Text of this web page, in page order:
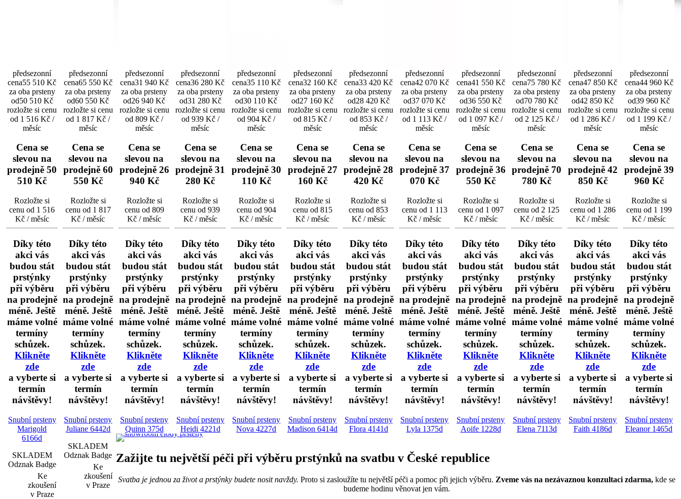
předsezonní
cena55 510 Kč
za oba prsteny
od50 510 Kč
rozložte si cenu
od 1 516 Kč /
měsíc
Cena se
slevou na
prodejně 50
510 Kč
Rozložte si
cenu od 1 516
Kč / měsíc
Díky této
akci vás
budou stát
prstýnky
při výběru
na prodejně
méně. Ještě
máme volné
termíny
schůzek.
Klikněte
zde
a vyberte si
termín
návštěvy!
Snubní prsteny
Marigold
6166d
SKLADEM
Odznak Badge
Ke
zkoušení
v Praze
předsezonní
cena65 550 Kč
za oba prsteny
od60 550 Kč
rozložte si cenu
od 1 817 Kč /
měsíc
Cena se
slevou na
prodejně 60
550 Kč
Rozložte si
cenu od 1 817
Kč / měsíc
Díky této
akci vás
budou stát
prstýnky
při výběru
na prodejně
méně. Ještě
máme volné
termíny
schůzek.
Klikněte
zde
a vyberte si
termín
návštěvy!
Snubní prsteny
Juliane 6442d
SKLADEM
Odznak Badge
Ke
zkoušení
v Praze
předsezonní
cena31 940 Kč
za oba prsteny
od26 940 Kč
rozložte si cenu
od 809 Kč /
měsíc
Cena se
slevou na
prodejně 26
940 Kč
Rozložte si
cenu od 809
Kč / měsíc
Díky této
akci vás
budou stát
prstýnky
při výběru
na prodejně
méně. Ještě
máme volné
termíny
schůzek.
Klikněte
zde
a vyberte si
termín
návštěvy!
Snubní prsteny
Quinn 375d
předsezonní
cena36 280 Kč
za oba prsteny
od31 280 Kč
rozložte si cenu
od 939 Kč /
měsíc
Cena se
slevou na
prodejně 31
280 Kč
Rozložte si
cenu od 939
Kč / měsíc
Díky této
akci vás
budou stát
prstýnky
při výběru
na prodejně
méně. Ještě
máme volné
termíny
schůzek.
Klikněte
zde
a vyberte si
termín
návštěvy!
Snubní prsteny
Heidi 4221d
předsezonní
cena35 110 Kč
za oba prsteny
od30 110 Kč
rozložte si cenu
od 904 Kč /
měsíc
Cena se
slevou na
prodejně 30
110 Kč
Rozložte si
cenu od 904
Kč / měsíc
Díky této
akci vás
budou stát
prstýnky
při výběru
na prodejně
méně. Ještě
máme volné
termíny
schůzek.
Klikněte
zde
a vyberte si
termín
návštěvy!
Snubní prsteny
Nova4227d
předsezonní
cena32 160 Kč
za oba prsteny
od27 160 Kč
rozložte si cenu
od 815 Kč /
měsíc
Cena se
slevou na
prodejně 27
160 Kč
Rozložte si
cenu od 815
Kč / měsíc
Díky této
akci vás
budou stát
prstýnky
při výběru
na prodejně
méně. Ještě
máme volné
termíny
schůzek.
Klikněte
zde
a vyberte si
termín
návštěvy!
Snubní prsteny
Madison6414d
předsezonní
cena33 420 Kč
za oba prsteny
od28 420 Kč
rozložte si cenu
od 853 Kč /
měsíc
Cena se
slevou na
prodejně 28
420 Kč
Rozložte si
cenu od 853
Kč / měsíc
Díky této
akci vás
budou stát
prstýnky
při výběru
na prodejně
méně. Ještě
máme volné
termíny
schůzek.
Klikněte
zde
a vyberte si
termín
návštěvy!
Snubní prsteny
Flora 4141d
předsezonní
cena42 070 Kč
za oba prsteny
od37 070 Kč
rozložte si cenu
od 1 113 Kč /
měsíc
Cena se
slevou na
prodejně 37
070 Kč
Rozložte si
cenu od 1 113
Kč / měsíc
Díky této
akci vás
budou stát
prstýnky
při výběru
na prodejně
méně. Ještě
máme volné
termíny
schůzek.
Klikněte
zde
a vyberte si
termín
návštěvy!
Snubní prsteny
Lyla 1375d
předsezonní
cena41 550 Kč
za oba prsteny
od36 550 Kč
rozložte si cenu
od 1 097 Kč /
měsíc
Cena se
slevou na
prodejně 36
550 Kč
Rozložte si
cenu od 1 097
Kč / měsíc
Díky této
akci vás
budou stát
prstýnky
při výběru
na prodejně
méně. Ještě
máme volné
termíny
schůzek.
Klikněte
zde
a vyberte si
termín
návštěvy!
Snubní prsteny
Aoife 1228d
předsezonní
cena75 780 Kč
za oba prsteny
od70 780 Kč
rozložte si cenu
od 2 125 Kč /
měsíc
Cena se
slevou na
prodejně 70
780 Kč
Rozložte si
cenu od 2 125
Kč / měsíc
Díky této
akci vás
budou stát
prstýnky
při výběru
na prodejně
méně. Ještě
máme volné
termíny
schůzek.
Klikněte
zde
a vyberte si
termín
návštěvy!
Snubní prsteny
Elena 7113d
předsezonní
cena47 850 Kč
za oba prsteny
od42 850 Kč
rozložte si cenu
od 1 286 Kč /
měsíc
Cena se
slevou na
prodejně 42
850 Kč
Rozložte si
cenu od 1 286
Kč / měsíc
Díky této
akci vás
budou stát
prstýnky
při výběru
na prodejně
méně. Ještě
máme volné
termíny
schůzek.
Klikněte
zde
a vyberte si
termín
návštěvy!
Snubní prsteny
Faith 4186d
předsezonní
cena44 960 Kč
za oba prsteny
od39 960 Kč
rozložte si cenu
od 1 199 Kč /
měsíc
Cena se
slevou na
prodejně 39
960 Kč
Rozložte si
cenu od 1 199
Kč / měsíc
Díky této
akci vás
budou stát
prstýnky
při výběru
na prodejně
méně. Ještě
máme volné
termíny
schůzek.
Klikněte
zde
a vyberte si
termín
návštěvy!
Snubní prsteny
Eleanor 1465d
Zažijte tu největší péči při výběru prstýnků na svatbu v České republice
Svatba je jednou za život a prstýnky budete nosit navždy. Proto si zasloužíte tu největší péči a pomoc při jejich výběru. Zveme vás na nezávaznou konzultaci zdarma,kde se
budeme hodinu věnovat jen vám.